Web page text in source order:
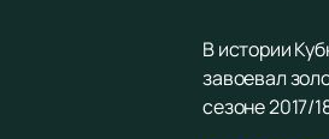
В истории
завоевал
сезоне 2017/